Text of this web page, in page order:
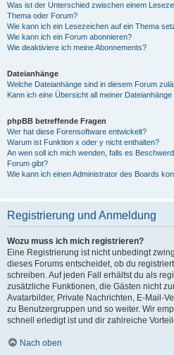
Was ist der Unterschied zwischen einem
Thema oder Forum?
Wie kann ich ein Lesezeichen auf ein Thema
Wie kann ich ein Forum abonnieren?
Wie deaktiviere ich meine Abonnements?
Dateianhänge
Welche Dateianhänge sind in diesem Forum
Kann ich eine Übersicht all meiner Dateianhänge
phpBB betreffende Fragen
Wer hat diese Forensoftware entwickelt?
Warum ist Funktion x oder y nicht enthalten?
An wen soll ich mich wenden, falls es
Forum gibt?
Wie kann ich einen Administrator des Boards
Registrierung und Anmeldung
Wozu muss ich mich registrieren?
Eine Registrierung ist nicht unbedingt
dieses Forums entscheidet, ob du
schreiben. Auf jeden Fall erhältst du als
zusätzliche Funktionen, die Gästen nicht
Avatarbilder, Private Nachrichten, E-Mail-
zu Benutzergruppen und so weiter. Wir
schnell erledigt ist und dir zahlreiche
Nach oben